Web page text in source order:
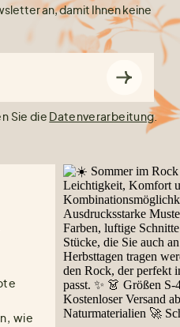
an, damit Ihnen keine
Sie die Datenverarbeitung.
wie